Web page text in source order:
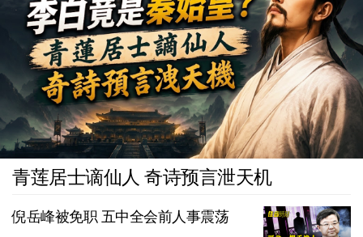
青莲居士谪仙人 奇诗预言泄天机
倪岳峰被免职 五中全会前人事震荡